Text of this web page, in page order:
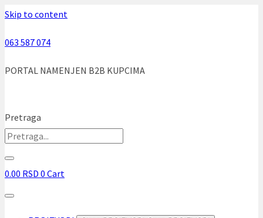
Skip to content
063 587 074
PORTAL NAMENJEN B2B KUPCIMA
Pretraga
0.00 RSD 0 Cart